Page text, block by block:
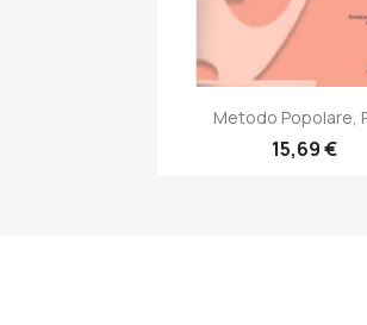
 Anteprima
Metodo Popolare,
15,69 €